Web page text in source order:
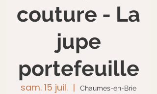
couture - La
jupe
portefeuille
sam. 15 juil.
  |
Chaumes-en-Brie